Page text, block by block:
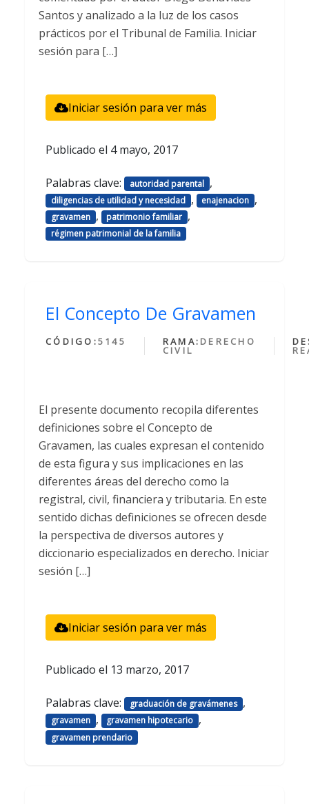
Santos y analizado a la luz de los casos
prácticos por el Tribunal de Familia. Iniciar
sesión para […]
Iniciar sesión para ver más
Publicado el 4 mayo, 2017
Palabras clave: autoridad parental ,
diligencias de utilidad y necesidad , enajenacion ,
gravamen , patrimonio familiar ,
régimen patrimonial de la familia
El Concepto De Gravamen
CÓDIGO:5145 RAMA: DERECHO
CIVIL
El presente documento recopila diferentes
definiciones sobre el Concepto de
Gravamen, las cuales expresan el contenido
de esta figura y sus implicaciones en las
diferentes áreas del derecho como la
registral, civil, financiera y tributaria. En este
sentido dichas definiciones se ofrecen desde
la perspectiva de diversos autores y
diccionario especializados en derecho. Iniciar
sesión […]
Iniciar sesión para ver más
Publicado el 13 marzo, 2017
Palabras clave: graduación de gravámenes ,
gravamen , gravamen hipotecario ,
gravamen prendario